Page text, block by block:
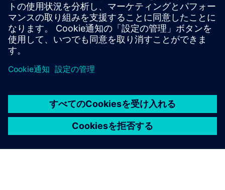
2025年9月30日現在
継続事業